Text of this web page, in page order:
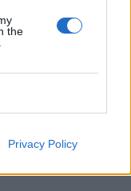
the
Privacy Policy